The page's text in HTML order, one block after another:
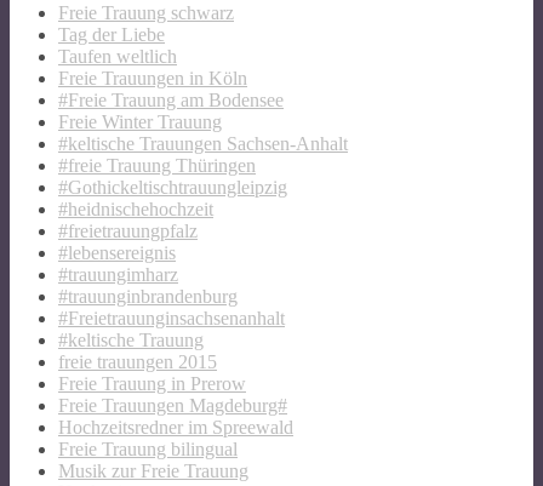
Freie Trauung schwarz
Tag der Liebe
Taufen weltlich
Freie Trauungen in Köln
#Freie Trauung am Bodensee
Freie Winter Trauung
#keltische Trauungen Sachsen-Anhalt
#freie Trauung Thüringen
#Gothickeltischtrauungleipzig
#heidnischehochzeit
#freietrauungpfalz
#lebensereignis
#trauungimharz
#trauunginbrandenburg
#Freietrauunginsachsenanhalt
#keltische Trauung
freie trauungen 2015
Freie Trauung in Prerow
Freie Trauungen Magdeburg#
Hochzeitsredner im Spreewald
Freie Trauung bilingual
Musik zur Freie Trauung